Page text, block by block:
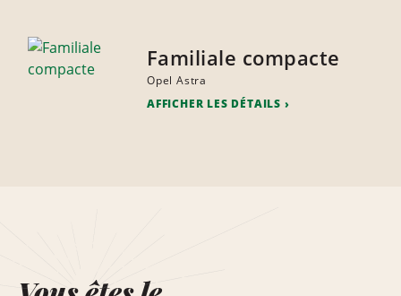
Familiale compacte
Opel Astra
AFFICHER LES DÉTAILS